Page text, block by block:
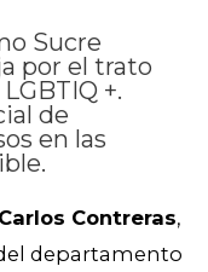
Sucre
por el trato
+.
de
en las
Contreras,
departamento